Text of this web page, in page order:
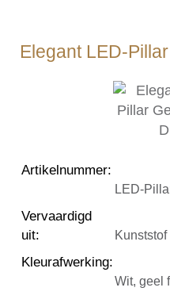
Elegant LED-
Artikelnummer:
LED-
Vervaardigd
uit: Kunststof
Kleurafwerking:
Wit, geel